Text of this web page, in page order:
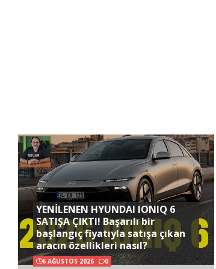
YENİLENEN HYUNDAI IONIQ 6
SATIŞA ÇIKTI! Başarılı bir
başlangıç fiyatıyla satışa çıkan
aracın özellikleri nasıl?
6 AĞUSTOS 2026 0